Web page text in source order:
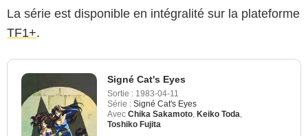
La série est disponible en intégralité sur la plateforme
TF1+.
Signé Cat's Eyes
Sortie : 1983-04-11
Série : Signé Cat's Eyes
Avec Chika Sakamoto Keiko Toda
Toshiko Fujita